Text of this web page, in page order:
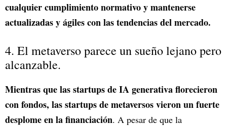
cualquier cumplimiento normativo y mantenerse
actualizadas y ágiles con las tendencias del mercado.
4. El metaverso parece un sueño lejano pero
alcanzable.
Mientras que las startups de IA generativa florecieron
con fondos, las startups de metaversos vieron un fuerte
desplome en la financiación. A pesar de que la